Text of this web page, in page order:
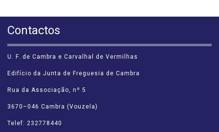
Contactos
U. F. de Cambra e Carvalhal de Vermilhas
Edifício da Junta de Freguesia de Cambra
Rua da Associação, nº 5
3670–046 Cambra (Vouzela)
Telef: 232778440